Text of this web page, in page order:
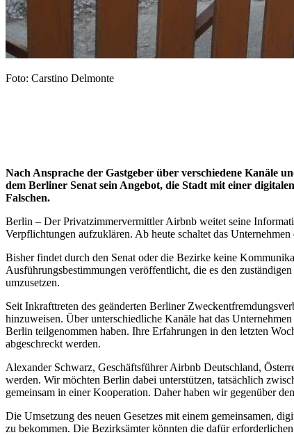
Foto: Carstino Delmonte
Nach Ansprache der Gastgeber über verschiedene Kanäle
dem Berliner Senat sein Angebot, die Stadt mit einer
Falschen.
Berlin – Der Privatzimmervermittler Airbnb weitet seine
Verpflichtungen aufzuklären. Ab heute schaltet das
Bisher findet durch den Senat oder die Bezirke keine
Ausführungsbestimmungen veröffentlicht, die es den
umzusetzen.
Seit Inkrafttreten des geänderten Berliner
hinzuweisen. Über unterschiedliche Kanäle hat das
Berlin teilgenommen haben. Ihre Erfahrungen in den letzten
abgeschreckt werden.
Alexander Schwarz, Geschäftsführer Airbnb Deutschland,
werden. Wir möchten Berlin dabei unterstützen, tatsächlich
gemeinsam in einer Kooperation. Daher haben wir gegenüber
Die Umsetzung des neuen Gesetzes mit einem gemeinsamen,
zu bekommen. Die Bezirksämter könnten die dafür